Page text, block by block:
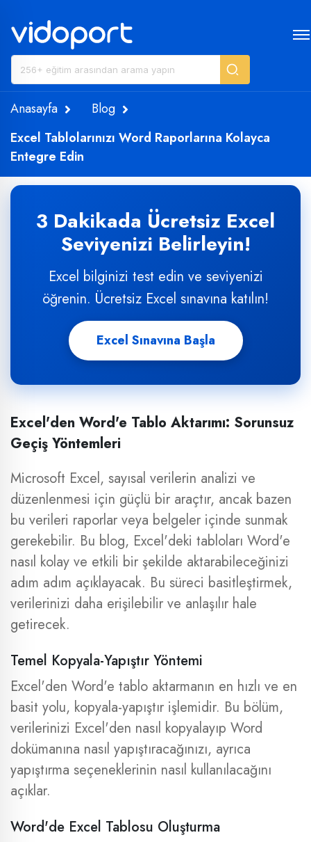
Anasayfa
Blog
Excel Tablolarınızı Word Raporlarına Kolayca
Entegre Edin
3 Dakikada Ücretsiz Excel
Seviyenizi Belirleyin!
Excel bilginizi test edin ve seviyenizi
öğrenin. Ücretsiz Excel sınavına katılın!
Excel Sınavına Başla
Excel'den Word'e Tablo Aktarımı: Sorunsuz
Geçiş Yöntemleri
Microsoft Excel, sayısal verilerin analizi ve
düzenlenmesi için güçlü bir araçtır, ancak bazen
bu verileri raporlar veya belgeler içinde sunmak
gerekebilir. Bu blog, Excel'deki tabloları Word'e
nasıl kolay ve etkili bir şekilde aktarabileceğinizi
adım adım açıklayacak. Bu süreci basitleştirmek,
verilerinizi daha erişilebilir ve anlaşılır hale
getirecek.
Temel Kopyala-Yapıştır Yöntemi
Excel'den Word'e tablo aktarmanın en hızlı ve en
basit yolu, kopyala-yapıştır işlemidir. Bu bölüm,
verilerinizi Excel'den nasıl kopyalayıp Word
dokümanına nasıl yapıştıracağınızı, ayrıca
yapıştırma seçeneklerinin nasıl kullanılacağını
açıklar.
Word'de Excel Tablosu Oluşturma